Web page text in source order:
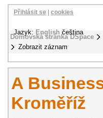
Domovská stránka DSpace
Zobrazit záznam
Přihlásit se cookies
Jazyk: English čeština
A
Kroměříž